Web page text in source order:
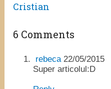
Cristian
6 Comments
rebeca 22/05/2015
Super articolul:D